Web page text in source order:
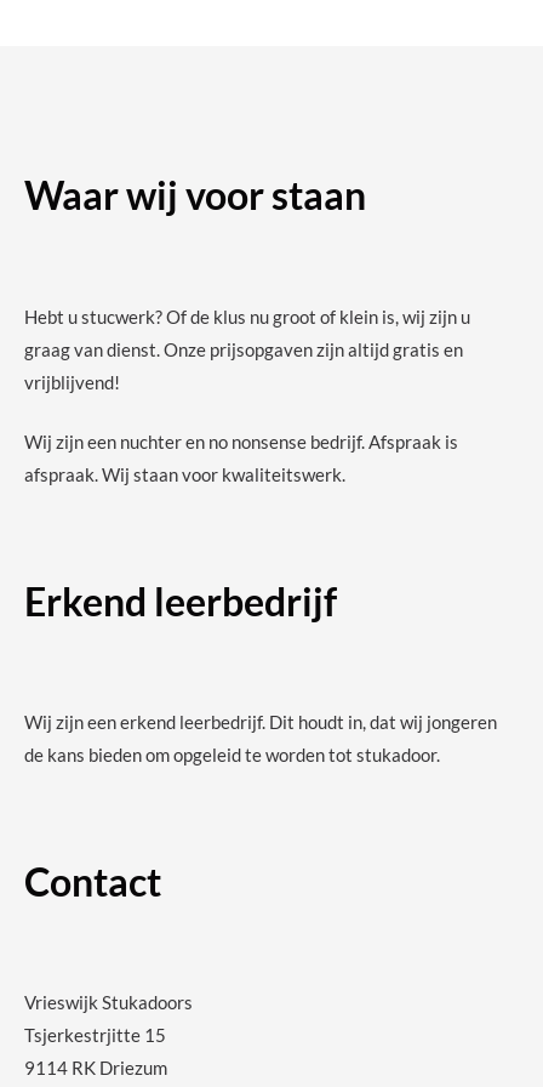
Waar wij voor staan
Hebt u stucwerk? Of de klus nu groot of klein is, wij zijn u
graag van dienst. Onze prijsopgaven zijn altijd gratis en
vrijblijvend!
Wij zijn een nuchter en no nonsense bedrijf. Afspraak is
afspraak. Wij staan voor kwaliteitswerk.
Erkend leerbedrijf
Wij zijn een erkend leerbedrijf. Dit houdt in, dat wij jongeren
de kans bieden om opgeleid te worden tot stukadoor.
Contact
Vrieswijk Stukadoors
Tsjerkestrjitte 15
9114 RK Driezum